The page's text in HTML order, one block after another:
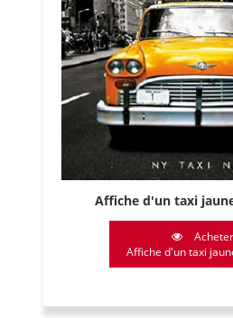
Affiche d'un taxi
Acheter
Affiche d'un taxi